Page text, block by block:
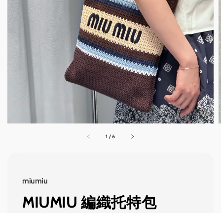
1 /6
miumiu
MIUMIU 編織托特包